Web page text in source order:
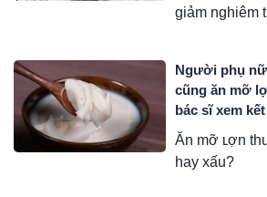
giảm nghiêm
Người phụ
cũng ăn mỡ
bác sĩ xem
Ăn mỡ ʟợn
hay xấu?